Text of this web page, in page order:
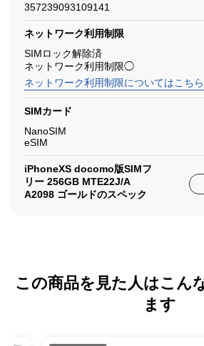
357239093109141
ネットワーク利用制限
SIMロック解除済
ネットワーク利用制限◯
ネットワーク利用制限についてはこちら
SIMカード
NanoSIM
eSIM
iPhoneXS docomo版SIMフ
リー 256GB MTE22J/A
A2098 ゴールドのスペック
この商品を見た人はこん
ます